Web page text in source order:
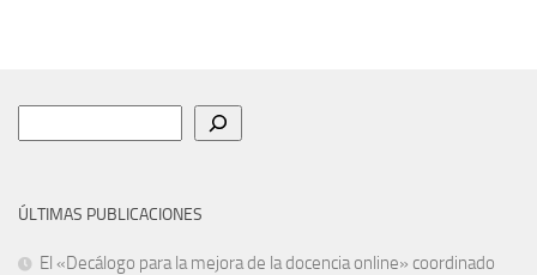
ÚLTIMAS PUBLICACIONES
El «Decálogo para la mejora de la docencia online» coordinado